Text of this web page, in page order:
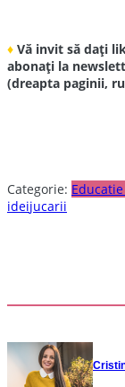
♦ Vă invit să dați
abonați la
(dreapta paginii,
Categorie:
ideijucarii